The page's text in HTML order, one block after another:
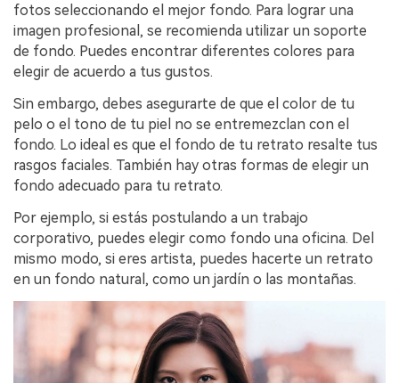
fotos seleccionando el mejor fondo.󠀲󠀡󠀡󠀤󠀦󠀡󠀡󠀧󠀡󠀳󠀰 Para lograr una
imagen profesional, se recomienda utilizar un soporte
de fondo.󠀲󠀡󠀡󠀤󠀦󠀡󠀡󠀧󠀢󠀳󠀰 Puedes encontrar diferentes colores para
elegir de acuerdo a tus gustos.󠀲󠀡󠀡󠀤󠀦󠀡󠀡󠀧󠀣󠀳
Sin embargo, debes asegurarte de que el color de tu
pelo o el tono de tu piel no se entremezclan con el
fondo.󠀲󠀡󠀡󠀤󠀦󠀡󠀡󠀧󠀤󠀳󠀰 Lo ideal es que el fondo de tu retrato resalte tus
rasgos faciales.󠀲󠀡󠀡󠀤󠀦󠀡󠀡󠀧󠀥󠀳󠀰 También hay otras formas de elegir un
fondo adecuado para tu retrato.󠀲󠀡󠀡󠀤󠀦󠀡󠀡󠀧󠀦󠀳󠀰
Por ejemplo, si estás postulando a un trabajo
corporativo, puedes elegir como fondo una oficina.󠀲󠀡󠀡󠀤󠀦󠀡󠀡󠀧󠀧󠀳󠀰 Del
mismo modo, si eres artista, puedes hacerte un retrato
en un fondo natural, como un jardín o las montañas.󠀲󠀡󠀡󠀤󠀦󠀡󠀡󠀧󠀨󠀳